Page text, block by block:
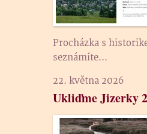
Procházka s
seznámíte...
22. května 2026
Ukliďme Jizerky